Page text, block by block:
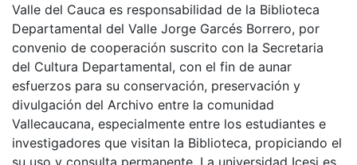
Valle del Cauca es responsabilidad de la Biblioteca
Departamental del Valle Jorge Garcés Borrero, por
convenio de cooperación suscrito con la Secretaria
del Cultura Departamental, con el fin de aunar
esfuerzos para su conservación, preservación y
divulgación del Archivo entre la comunidad
Vallecaucana, especialmente entre los estudiantes e
investigadores que visitan la Biblioteca, propiciando el
su uso y consulta permanente. La universidad Icesi es